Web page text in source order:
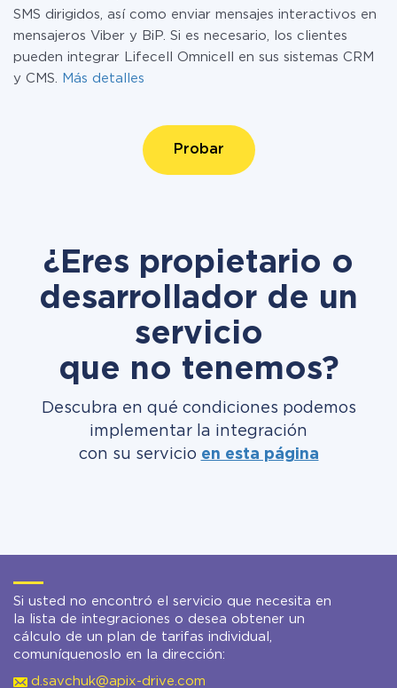
SMS dirigidos, así como enviar mensajes interactivos en
mensajeros Viber y BiP. Si es necesario, los clientes
pueden integrar Lifecell Omnicell en sus sistemas CRM
y CMS.
Más detalles
Probar
¿Eres propietario o
desarrollador de un
servicio
que no tenemos?
Descubra en qué condiciones podemos
implementar la integración
con su servicio en esta página
Si usted no encontró el servicio que necesita en
la lista de integraciones o desea obtener un
cálculo de un plan de tarifas individual,
comuníquenoslo en la dirección:
d.savchuk@apix-drive.com